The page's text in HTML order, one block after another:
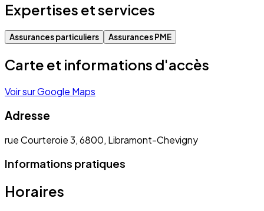
Expertises et services
Assurances particuliers Assurances PME
Carte et informations d'accès
Voir sur Google Maps
Adresse
rue Courteroie 3, 6800, Libramont-Chevigny
Informations pratiques
Horaires